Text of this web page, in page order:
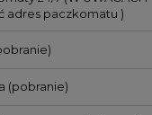
adres paczkomatu )
(pobranie)